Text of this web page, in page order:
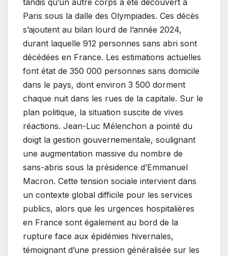
tandis qu’un autre corps a été découvert à
Paris sous la dalle des Olympiades. Ces décès
s’ajoutent au bilan lourd de l’année 2024,
durant laquelle 912 personnes sans abri sont
décédées en France. Les estimations actuelles
font état de 350 000 personnes sans domicile
dans le pays, dont environ 3 500 dorment
chaque nuit dans les rues de la capitale. Sur le
plan politique, la situation suscite de vives
réactions. Jean-Luc Mélenchon a pointé du
doigt la gestion gouvernementale, soulignant
une augmentation massive du nombre de
sans-abris sous la présidence d’Emmanuel
Macron. Cette tension sociale intervient dans
un contexte global difficile pour les services
publics, alors que les urgences hospitalières
en France sont également au bord de la
rupture face aux épidémies hivernales,
témoignant d’une pression généralisée sur les